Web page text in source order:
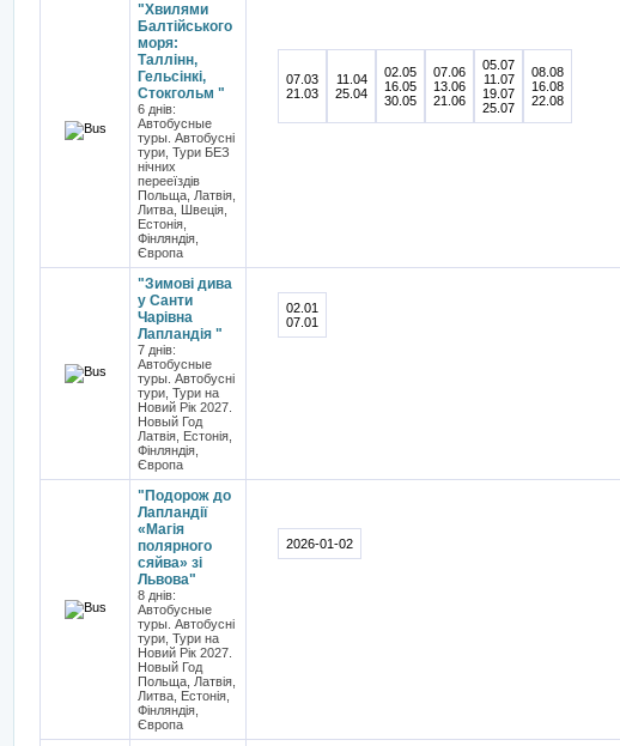
"Хвилями
Балтійського
моря:
Таллінн,
Гельсінкі,
Стокгольм "
6 днів:
Автобусные
туры. Автобусні
тури, Тури БЕЗ
нічних
перееїздів
Польща, Латвія,
Литва, Швеція,
Естонія,
Фінляндія,
Європа
07.03
21.03
11.04
25.04
02.05
16.05
30.05
07.06
13.06
21.06
05.07
11.07
19.07
25.07
08.08
16.08
22.08
"Зимові дива
у Санти
Чарівна
Лапландія "
7 днів:
Автобусные
туры. Автобусні
тури, Тури на
Новий Рік 2027.
Новый Год
Латвія, Естонія,
Фінляндія,
Європа
02.01
07.01
"Подорож до
Лапландії
«Магія
полярного
сяйва» зі
Львова"
8 днів:
Автобусные
туры. Автобусні
тури, Тури на
Новий Рік 2027.
Новый Год
Польща, Латвія,
Литва, Естонія,
Фінляндія,
Європа
2026-01-02